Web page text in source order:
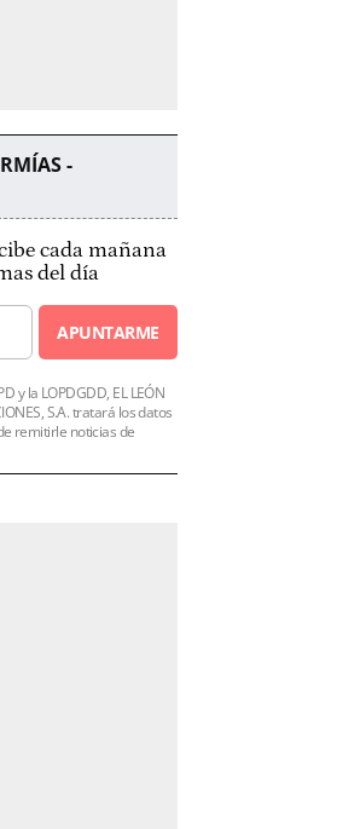
-
cada mañana
del día
APUNTARME
y la LOPDGDD, EL LEÓN
S.A. tratará los datos
remitirle noticias de